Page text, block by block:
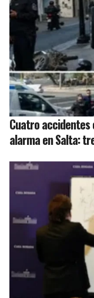
Cuatro accidentes
alarma en Salta: